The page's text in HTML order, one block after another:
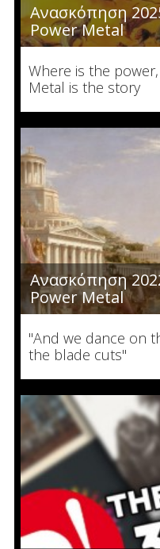
Ανασκόπηση
Power Metal
Where is the
Metal is the story
Ανασκόπηση
Power Metal
"And we dance on
the blade cuts"